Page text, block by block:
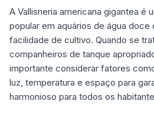
A Vallisneria americana gigantea é
popular em aquários de água doce
facilidade de cultivo. Quando se
companheiros de tanque
importante considerar fatores
luz, temperatura e espaço para
harmonioso para todos os